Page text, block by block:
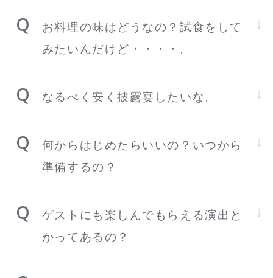
お料理の味はどうなの？試食をして
みたいんだけど・・・・。
なるべく安く披露宴したいな。
何からはじめたらいいの？いつから
準備するの？
ゲストにも楽しんでもらえる演出と
かってあるの？